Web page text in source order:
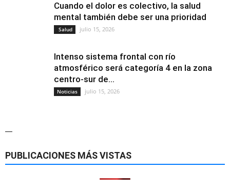
Cuando el dolor es colectivo, la salud
mental también debe ser una prioridad
Salud julio 15, 2026
Intenso sistema frontal con río
atmosférico será categoría 4 en la zona
centro-sur de...
Noticias julio 15, 2026
—
PUBLICACIONES MÁS VISTAS